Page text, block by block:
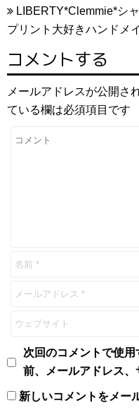
LIBERTY*Clemmie*シ
プリント大好きハンドメ
コメントする
メールアドレスが公開さ
ている欄は必須項目です
次回のコメントで使
前、メールアドレス、
新しいコメントをメー